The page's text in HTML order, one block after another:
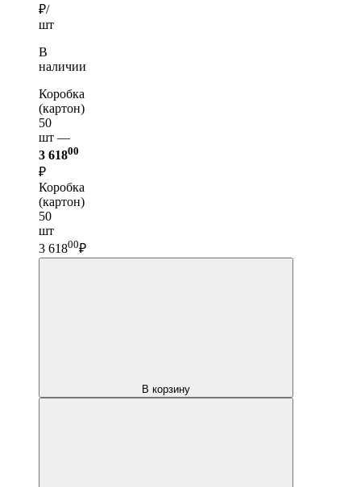
₽/
шт
В
наличии
Коробка
(картон)
50
шт —
3 61800
₽
Коробка
(картон)
50
шт
3 61800₽
В корзину